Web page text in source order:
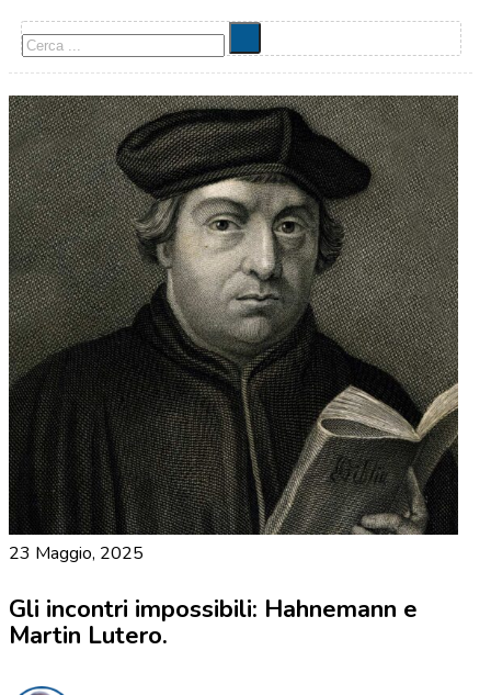
Cerca
23 Maggio, 2025
Gli incontri impossibili: Hahnemann e
Martin Lutero.